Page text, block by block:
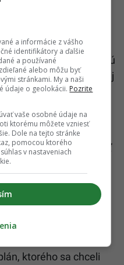
srdcovú záležitosť:
ktoré poctivo a s
polievke Pho, ktorú
Dostaneš však aj
šaláty. Chuť jedla a
však zachovávajú
stánky.
v jeden deň predať
je Pho za 6,50 a
Lucia a jej manžel.
ktorého sa chceli
a informácie z vášho
identifikátory a ďalšie
a používané
alebo môžu byť
stránkami. My a naši
údaje o geolokácii. Pozrite
vaše osobné údaje na
ktorému môžete vzniesť
Dole na tejto stránke
pomocou ktorého
v nastaveniach